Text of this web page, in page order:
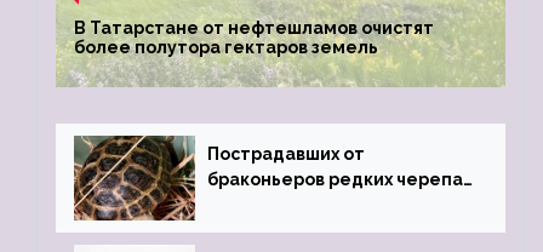
В Татарстане от нефтешламов очистят
более полутора гектаров земель
Пострадавших от
браконьеров редких черепах
зоопарк